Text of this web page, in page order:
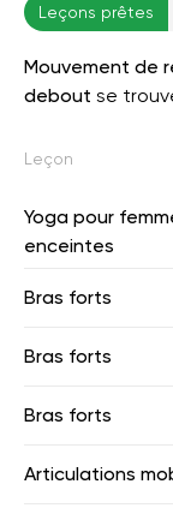
Leçons prêtes
Mouvement de
debout se
Leçon
Yoga pour
enceintes
Bras forts
Bras forts
Bras forts
Articulations